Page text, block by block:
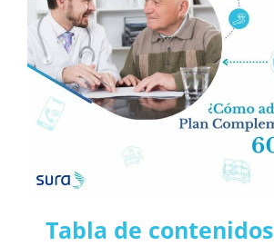
Tabla de contenidos